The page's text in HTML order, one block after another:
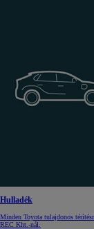
Hulladék
Minden Toyota tulajdonos
REC Kht.-nál.